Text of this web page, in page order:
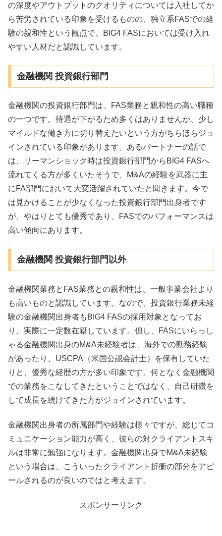
の深度やアウトプットのクオリティについては入社してか
ら苦労されている印象を受けるものの、独立系FASでの経
験の親和性という観点で、BIG4 FASにおいては受け入れ
やすい人材だと認識しています。
金融機関 投資銀行部門
金融機関の投資銀行部門は、FAS業務と親和性の高い職種
の一つです。待遇が下がるため多くはありませんが、少し
マイルドな働き方に切り替えたいという方がちらほらジョ
インされている印象があります。あるパートナーの話で
は、リーマンショック時は投資銀行部門からBIG4 FASへ
流れてくる方が多くいたそうで、M&Aの経験を武器に主
にFA部門において大変活躍されていたと聞きます。今で
は見かけることが少なくなった投資銀行部門出身者です
が、やはりとても優秀であり、FASでのパフォーマンスは
高い傾向にあります。
金融機関 投資銀行部門以外
金融機関業務とFAS業務との親和性は、一般事業会社より
も高いものと認識しています。なので、投資銀行業務未経
験の金融機関出身者もBIG4 FASの採用対象となってお
り、実際に一定数在籍しています。但し、FASにいらっし
ゃる金融機関出身のM&A未経験者は、海外での勤務経験
があったり、USCPA（米国公認会計士）を保有していた
りと、優秀な経歴の方が多い印象です。何となく金融機関
での業務をこなしてきたということではなく、自己研鑽を
して成長を続けてきた方がジョインされています。
金融機関出身者の所属部門や経験は様々ですが、総じてコ
ミュニケーション能力が高く、彼らの対クライアントスキ
ルは非常に勉強になります。金融機関出身でM&A未経験
という場合は、こういったクライアント折衝の部分をアピ
ールされるのが良いのではと考えます。
スポンサーリンク